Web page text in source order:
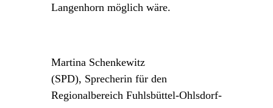
Langenhorn möglich wäre.
Martina Schenkewitz
(SPD), Sprecherin für den
Regionalbereich Fuhlsbüttel-Ohlsdorf-